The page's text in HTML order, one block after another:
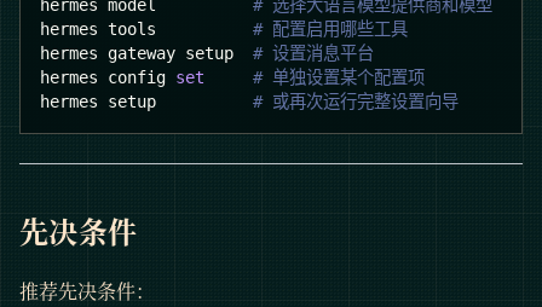
hermes model # 选择大语言模型提供商和模型
hermes tools # 配置启用哪些工具
hermes gateway setup # 设置消息平台
hermes config set
# 单独设置某个配置项
hermes setup # 或再次运行完整设置向导
先决条件
推荐先决条件：